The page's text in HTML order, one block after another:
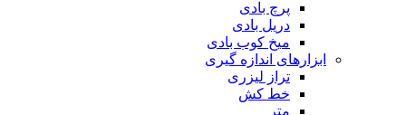
پرچ بادی
دریل بادی
میخ کوب بادی
ابزارهای اندازه گیری
تراز لیزری
خط کش
متر